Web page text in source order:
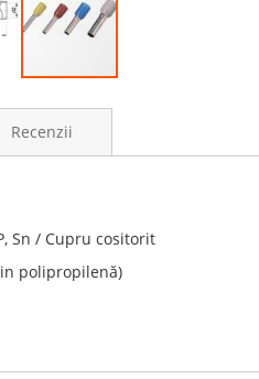
Sn / Cupru cositorit
polipropilenă)
Recenzii